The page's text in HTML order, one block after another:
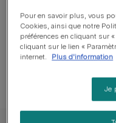
plus longtemps.​
Cette philosophie a
nous prenons et les
Ces croyances sont :
Pour en savoir plus, vous
Cookies, ainsi que notre
préférences en cliquant sur
cliquant sur le lien «
internet.
Plus d'information
Je